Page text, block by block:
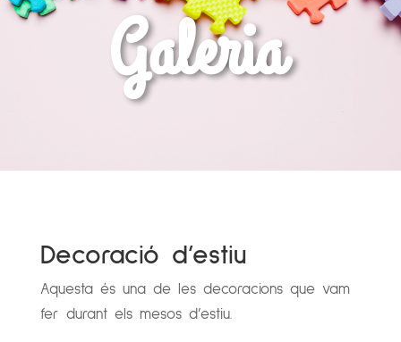
Galeria
Decoració d’estiu
Aquesta és una de les decoracions que vam
fer durant els mesos d’estiu.